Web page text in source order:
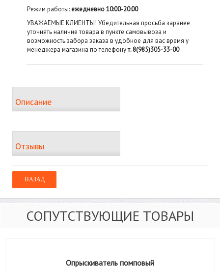
Режим работы: ежедневно 10:00-20:00
УВАЖАЕМЫЕ КЛИЕНТЫ! Убедительная просьба заранее
уточнять наличие товара в пункте самовывоза и
возможность забора заказа в удобное для вас время у
менеджера магазина по телефонут. 8(985)305-33-00
Описание
Отзывы
СОПУТСТВУЮЩИЕ ТОВАРЫ
Опрыскиватель помповый